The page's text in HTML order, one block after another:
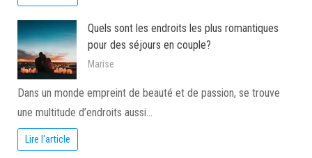
Quels sont les endroits les plus romantiques
pour des séjours en couple?
Marise
Dans un monde empreint de beauté et de passion, se trouve
une multitude d’endroits aussi…
Lire l'article